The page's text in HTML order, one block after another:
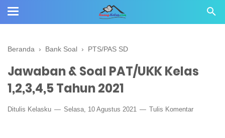
Beranda › Bank Soal › PTS/PAS SD
Jawaban & Soal PAT/UKK Kelas
1,2,3,4,5 Tahun 2021
Ditulis Kelasku Selasa, 10 Agustus 2021 Tulis Komentar